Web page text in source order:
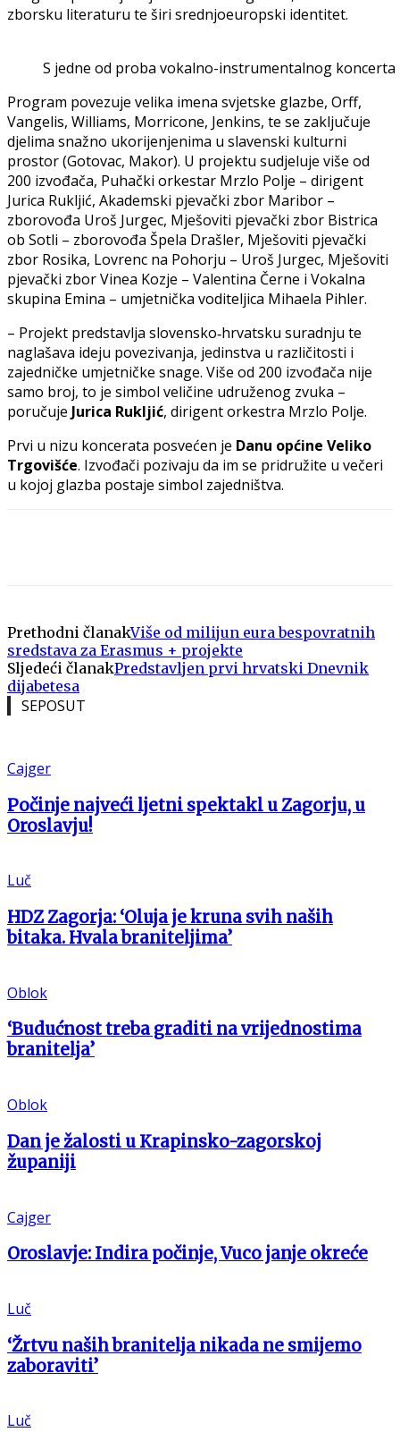
zborsku literaturu te širi srednjoeuropski identitet.
S jedne od proba vokalno-instrumentalnog koncerta
Program povezuje velika imena svjetske glazbe, Orff,
Vangelis, Williams, Morricone, Jenkins, te se zaključuje
djelima snažno ukorijenjenima u slavenski kulturni
prostor (Gotovac, Makor). U projektu sudjeluje više od
200 izvođača, Puhački orkestar Mrzlo Polje – dirigent
Jurica Rukljić, Akademski pjevački zbor Maribor –
zborovođa Uroš Jurgec, Mješoviti pjevački zbor Bistrica
ob Sotli – zborovođa Špela Drašler, Mješoviti pjevački
zbor Rosika, Lovrenc na Pohorju – Uroš Jurgec, Mješoviti
pjevački zbor Vinea Kozje – Valentina Černe i Vokalna
skupina Emina – umjetnička voditeljica Mihaela Pihler.
– Projekt predstavlja slovensko‑hrvatsku suradnju te
naglašava ideju povezivanja, jedinstva u različitosti i
zajedničke umjetničke snage. Više od 200 izvođača nije
samo broj, to je simbol veličine udruženog zvuka –
poručuje Jurica Rukljić, dirigent orkestra Mrzlo Polje.
Prvi u nizu koncerata posvećen je Danu općine Veliko
Trgovišće. Izvođači pozivaju da im se pridružite u večeri
u kojoj glazba postaje simbol zajedništva.
Prethodni članakViše od milijun eura bespovratnih
sredstava za Erasmus + projekte
Sljedeći članakPredstavljen prvi hrvatski Dnevnik
dijabetesa
SEPOSUT
Cajger
Počinje najveći ljetni spektakl u Zagorju, u
Oroslavju!
Luč
HDZ Zagorja: ‘Oluja je kruna svih naših
bitaka. Hvala braniteljima’
Oblok
‘Budućnost treba graditi na vrijednostima
branitelja’
Oblok
Dan je žalosti u Krapinsko-zagorskoj
županiji
Cajger
Oroslavje: Indira počinje, Vuco janje okreće
Luč
‘Žrtvu naših branitelja nikada ne smijemo
zaboraviti’
Luč